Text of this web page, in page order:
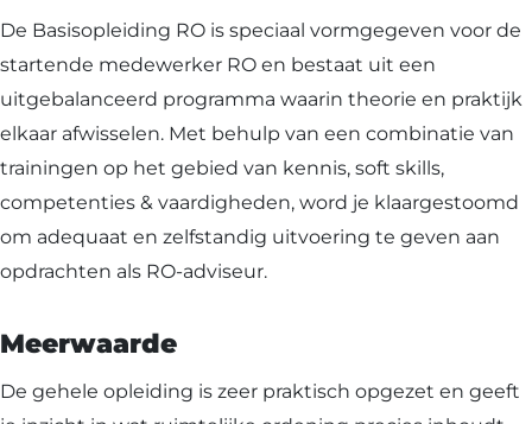
De Basisopleiding RO is speciaal vormgegeven voor de
startende medewerker RO en bestaat uit een
uitgebalanceerd programma waarin theorie en praktijk
elkaar afwisselen. Met behulp van een combinatie van
trainingen op het gebied van kennis, soft skills,
competenties & vaardigheden, word je klaargestoomd
om adequaat en zelfstandig uitvoering te geven aan
opdrachten als RO-adviseur.
Meerwaarde
De gehele opleiding is zeer praktisch opgezet en geeft